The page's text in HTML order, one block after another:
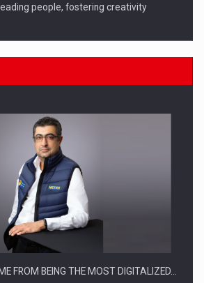
people, fostering creativity
The Future - Technology and…
FROM BEING THE MOST DIGITALIZED…